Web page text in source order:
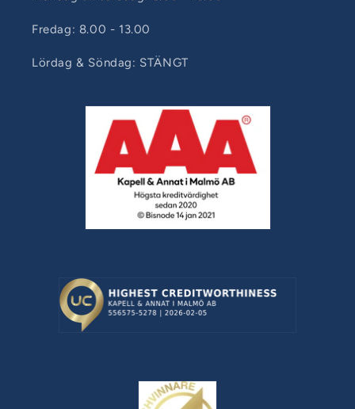
Fredag: 8.00 - 13.00
Lördag & Söndag: STÄNGT